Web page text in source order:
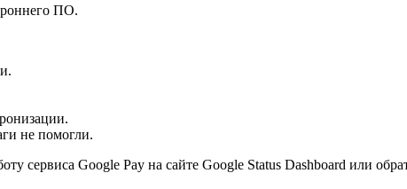
ПО.
не помогли.
сервиса Google Pay на сайте Google Status Dashboard или